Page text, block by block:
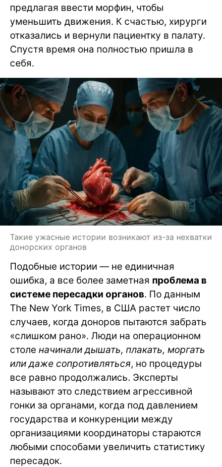
предлагая ввести морфин, чтобы
уменьшить движения. К счастью, хирурги
отказались и вернули пациентку в палату.
Спустя время она полностью пришла в
себя.
Такие ужасные истории возникают из-за нехватки
донорских органов
Подобные истории — не единичная
ошибка, а все более заметная проблема в
системе пересадки органов. По данным
The New York Times, в США растет число
случаев, когда доноров пытаются забрать
«слишком рано». Люди на операционном
столе начинали дышать, плакать, моргать
или даже сопротивляться, но процедуры
все равно продолжались. Эксперты
называют это следствием агрессивной
гонки за органами, когда под давлением
государства и конкуренции между
организациями координаторы стараются
любыми способами увеличить статистику
пересадок.